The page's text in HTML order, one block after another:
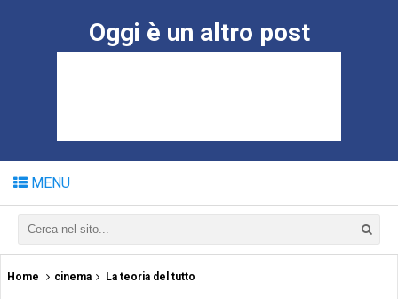
Oggi è un altro post
MENU
Home cinema La teoria del tutto